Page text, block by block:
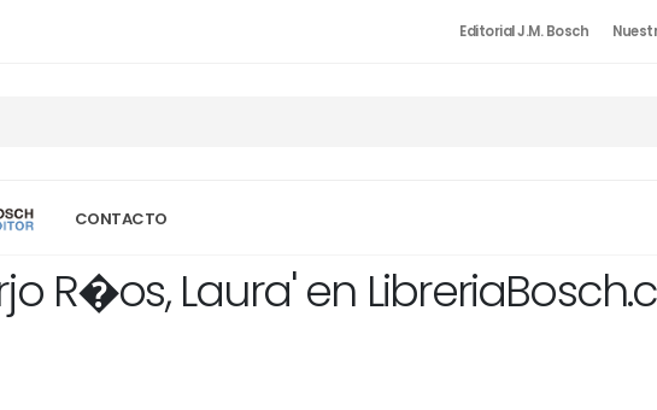
Editorial J.M. Bosch
CONTACTO
R�os, Laura' en